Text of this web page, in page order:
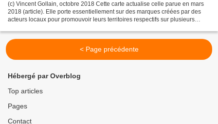
(c) Vincent Gollain, octobre 2018 Cette carte actualise celle parue en mars
2018 (article). Elle porte essentiellement sur des marques créées par des
acteurs locaux pour promouvoir leurs territoires respectifs sur plusieurs
< Page précédente
Hébergé par Overblog
Top articles
Pages
Contact